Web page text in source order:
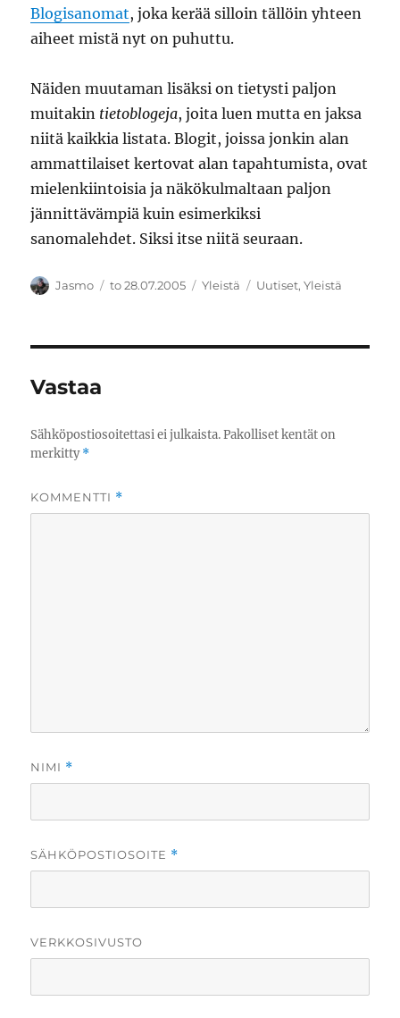
Blogisanomat, joka kerää silloin tällöin yhteen
aiheet mistä nyt on puhuttu.
Näiden muutaman lisäksi on tietysti paljon
muitakin tietoblogeja, joita luen mutta en jaksa
niitä kaikkia listata. Blogit, joissa jonkin alan
ammattilaiset kertovat alan tapahtumista, ovat
mielenkiintoisia ja näkökulmaltaan paljon
jännittävämpiä kuin esimerkiksi
sanomalehdet. Siksi itse niitä seuraan.
Kirjoittaja
Jasmo Julkaistu
to 28.07.2005 Kategoriat
Yleistä Avainsanat
Uutiset,Yleistä
Vastaa
Sähköpostiosoitettasi ei julkaista. Pakolliset kentät on
merkitty*
KOMMENTTI *
NIMI *
SÄHKÖPOSTIOSOITE *
VERKKOSIVUSTO